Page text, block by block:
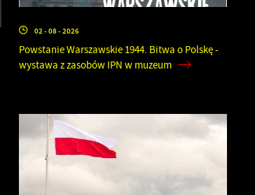
02 - 08 - 2026
Powstanie Warszawskie 1944. Bitwa o Polskę -
wystawa z zasobów IPN w muzeum